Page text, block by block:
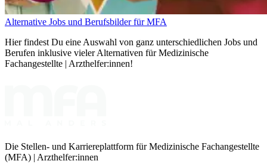
Alternative Jobs und Berufsbilder für MFA
Hier findest Du eine Auswahl von ganz unterschiedlichen Jobs und
Berufen inklusive vieler Alternativen für Medizinische
Fachangestellte | Arzthelfer:innen!
Die Stellen- und Karriereplattform für Medizinische Fachangestellte
(MFA) | Arzthelfer:innen